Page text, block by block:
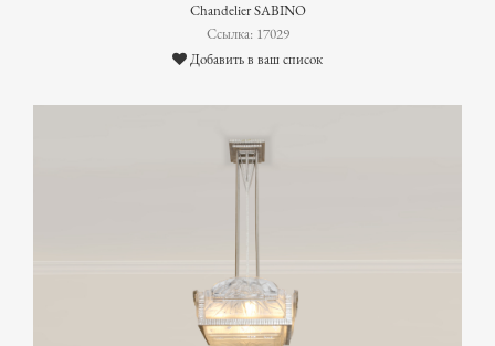
Chandelier SABINO
Ссылка: 17029
Добавить в ваш список